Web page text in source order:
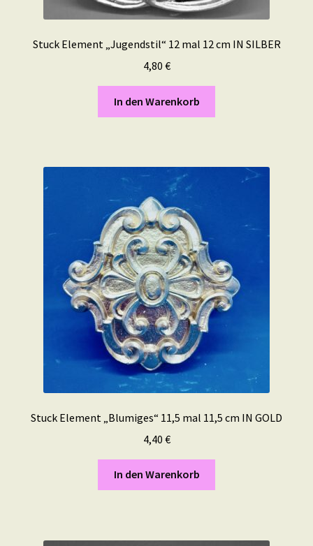
Stuck Element „Jugendstil“ 12 mal 12 cm IN SILBER
4,80 €
In den Warenkorb
Stuck Element „Blumiges“ 11,5 mal 11,5 cm IN GOLD
4,40 €
In den Warenkorb